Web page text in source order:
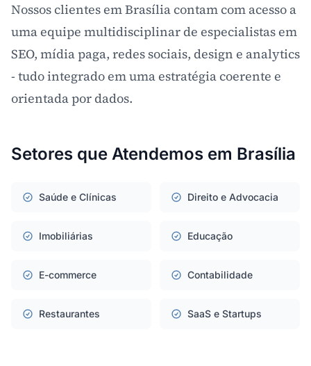
Nossos clientes em Brasília contam com acesso a
uma equipe multidisciplinar de especialistas em
SEO, mídia paga, redes sociais, design e analytics
- tudo integrado em uma estratégia coerente e
orientada por dados.
Setores que Atendemos em Brasília
Saúde e Clínicas Direito e Advocacia
Imobiliárias Educação
E-commerce Contabilidade
Restaurantes SaaS e Startups